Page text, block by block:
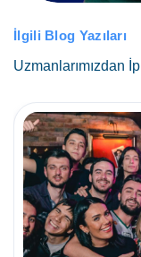
İlgili Blog Yazıları
Uzmanlarımızdan